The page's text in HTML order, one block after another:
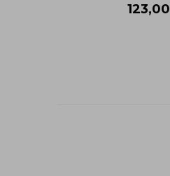
123,00